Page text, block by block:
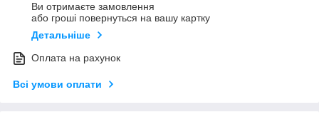
Ви отримаєте замовлення
або гроші повернуться на вашу картку
Детальніше
Оплата на рахунок
Всі умови оплати